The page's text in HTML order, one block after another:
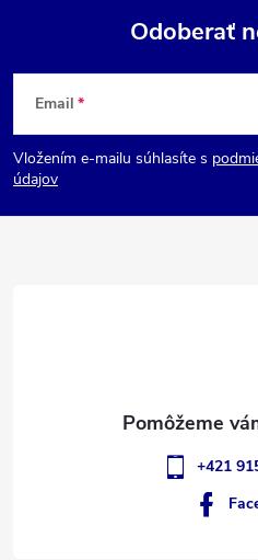
Z
á
p
Odoberať
Email
Vložením e-mailu súhlasíte s
údajov
+421